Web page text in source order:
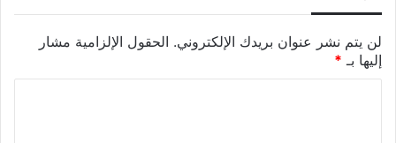
لن يتم نشر عنوان بريدك الإلكتروني. الحقول الإلزامية مشار
إليها بـ *